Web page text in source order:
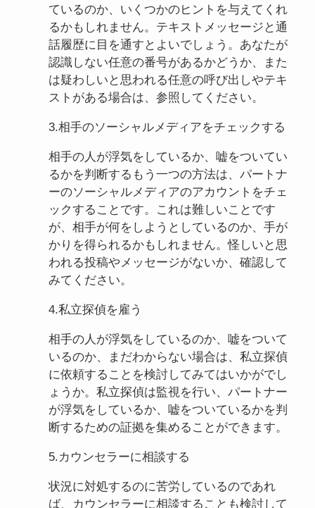
ているのか、いくつかのヒントを与えてくれ
るかもしれません。テキストメッセージと通
話履歴に目を通すとよいでしょう。あなたが
認識しない任意の番号があるかどうか、また
は疑わしいと思われる任意の呼び出しやテキ
ストがある場合は、参照してください。
3.相手のソーシャルメディアをチェックする
相手の人が浮気をしているか、嘘をついてい
るかを判断するもう一つの方法は、パートナ
ーのソーシャルメディアのアカウントをチェ
ックすることです。これは難しいことです
が、相手が何をしようとしているのか、手が
かりを得られるかもしれません。怪しいと思
われる投稿やメッセージがないか、確認して
みてください。
4.私立探偵を雇う
相手の人が浮気をしているのか、嘘をついて
いるのか、まだわからない場合は、私立探偵
に依頼することを検討してみてはいかがでし
ょうか。私立探偵は監視を行い、パートナー
が浮気をしているか、嘘をついているかを判
断するための証拠を集めることができます。
5.カウンセラーに相談する
状況に対処するのに苦労しているのであれ
ば、カウンセラーに相談することも検討して